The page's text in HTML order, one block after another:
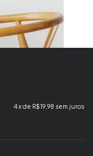
4x de R$19,98 sem juros